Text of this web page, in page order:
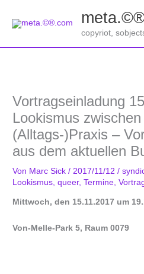
Inhalt
copyriot,
Vortragseinladung
Lookismus
(Alltags-)Praxis –
aus dem aktuellen
Von Marc Sick/ 2017/11/12/
Lookismus ,queer,Termine ,
Mittwoch, den 15.11.2017 um
Von-Melle-Park 5, Raum 0079